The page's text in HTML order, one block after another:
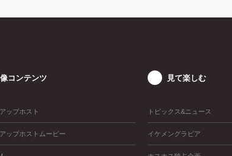
コンテンツ
ップホスト
ップホストムービー
見て楽しむ
トピックス&ニュース
イケメングラビア